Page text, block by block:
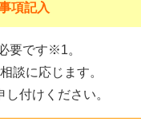
項記入
要です※1。
談に応じます。
付けください。